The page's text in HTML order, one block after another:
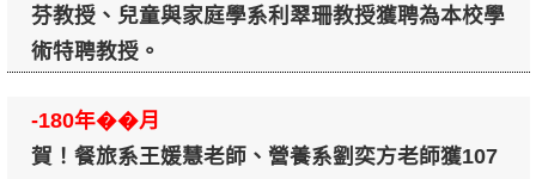
芬教授、兒童與家庭學系利翠珊教授獲聘為本校學
術特聘教授。
-180年��月
賀！餐旅系王媛慧老師、營養系劉奕方老師獲107